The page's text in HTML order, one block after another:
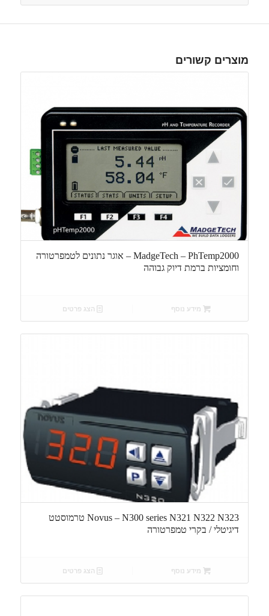
מוצרים קשורים
MadgeTech – PhTemp2000 – אוגר נתונים לטמפרטורה
וחומציות ברמת דיוק גבוהה
מידע נוסף הצג פרטים
Novus – N300 series N321 N322 N323 טרמוסטט
דיגיטלי / בקרי טמפרטורה
מידע נוסף הצג פרטים